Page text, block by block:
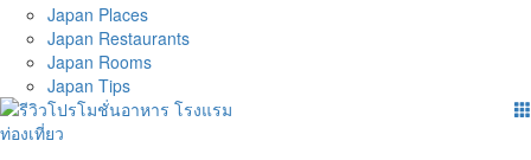
Japan Places
Japan Restaurants
Japan Rooms
Japan Tips